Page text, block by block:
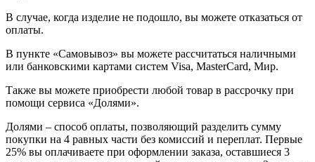
В случае, когда изделие не подошло, вы можете отказаться от
оплаты.
В пункте «Самовывоз» вы можете рассчитаться наличными
или банковскими картами систем Visa, MasterCard, Мир.
Также вы можете приобрести любой товар в рассрочку при
помощи сервиса «Долями».
Долями – способ оплаты, позволяющий разделить сумму
покупки на 4 равных части без комиссий и переплат. Первые
25% вы оплачиваете при оформлении заказа, оставшиеся 3